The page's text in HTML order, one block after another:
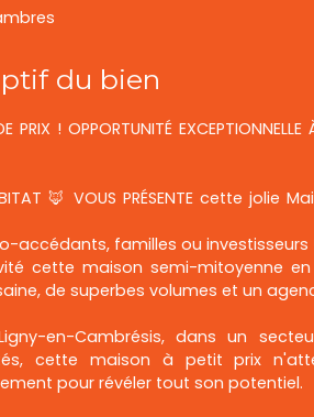
du bien
PRIX ! OPPORTUNITÉ
🦊 VOUS PRÉSENTE cette jolie
accédants, familles ou investisseurs
cette maison semi-mitoyenne en
de superbes volumes et un
en-Cambrésis, dans un
cette maison à petit prix
pour révéler tout son potentiel.